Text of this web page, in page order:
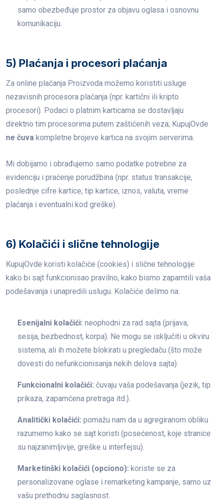
samo obezbeđuje prostor za objavu oglasa i osnovnu
komunikaciju.
5) Plaćanja i procesori plaćanja
Za online plaćanja Proizvoda možemo koristiti usluge
nezavisnih procesora plaćanja (npr. kartični ili kripto
procesori). Podaci o platnim karticama se dostavljaju
direktno tim procesorima putem zaštićenih veza; KupujOvde
ne čuva kompletne brojeve kartica na svojim serverima.
Mi dobijamo i obrađujemo samo podatke potrebne za
evidenciju i praćenje porudžbina (npr. status transakcije,
poslednje cifre kartice, tip kartice, iznos, valuta, vreme
plaćanja i eventualni kod greške).
6) Kolačići i slične tehnologije
KupujOvde koristi kolačiće (cookies) i slične tehnologije
kako bi sajt funkcionisao pravilno, kako bismo zapamtili vaša
podešavanja i unapredili uslugu. Kolačiće delimo na:
Esenijalni kolačići: neophodni za rad sajta (prijava,
sesija, bezbednost, korpa). Ne mogu se isključiti u okviru
sistema, ali ih možete blokirati u pregledaču (što može
dovesti do nefunkcionisanja nekih delova sajta).
Funkcionalni kolačići: čuvaju vaša podešavanja (jezik, tip
prikaza, zapamćena pretraga itd.).
Analitički kolačići: pomažu nam da u agregiranom obliku
razumemo kako se sajt koristi (posećenost, koje stranice
su najzanimljivije, greške u interfejsu).
Marketinški kolačići (opciono): koriste se za
personalizovane oglase i remarketing kampanje, samo uz
vašu prethodnu saglasnost.